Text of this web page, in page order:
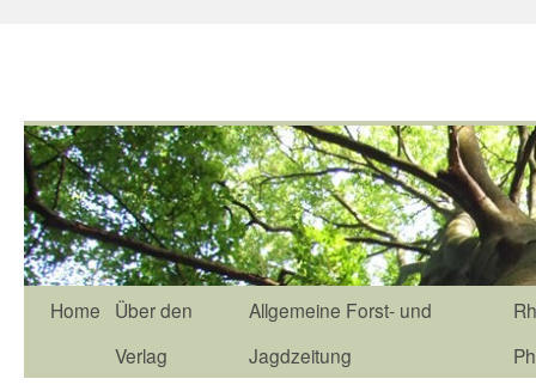
Home
Über den
Verlag
Allgemeine Forst- und
Jagdzeitung